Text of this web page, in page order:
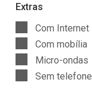
Extras
Com Internet
Com mobília
Micro-ondas
Sem telefone